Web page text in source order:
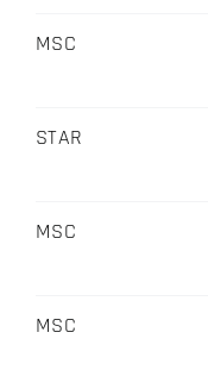
MSC
STAR
MSC
MSC